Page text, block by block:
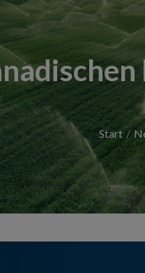
Start